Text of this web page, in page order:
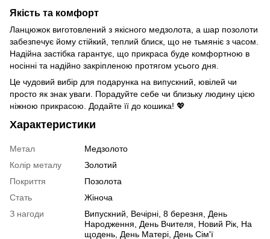
Якість та комфорт
Ланцюжок виготовлений з якісного медзолота, а шар позолоти
забезпечує йому стійкий, теплий блиск, що не тьмяніє з часом.
Надійна застібка гарантує, що прикраса буде комфортною в
носінні та надійно закріпленою протягом усього дня.
Це чудовий вибір для подарунка на випускний, ювілей чи
просто як знак уваги. Порадуйте себе чи близьку людину цією
ніжною прикрасою. Додайте її до кошика! 💖
Характеристики
Метал
Медзолото
Колір металу
Золотий
Покриття
Позолота
Стать
Жіноча
З нагоди
Випускний, Вечірні, 8 березня, День
Народження, День Вчителя, Новий Рік, На
щодень, День Матері, День Сім'ї